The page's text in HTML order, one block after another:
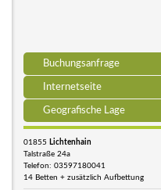
Buchungsanfrage
Internetseite
Geografische Lage
01855 Lichtenhain
Talstraße 24a
Telefon: 03597180041
14 Betten + zusätzlich Aufbettung